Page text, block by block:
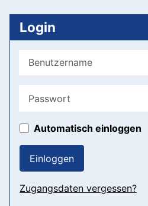
Login
Benutzername
Automatisch einloggen
Einloggen
Zugangsdaten vergessen?